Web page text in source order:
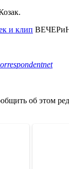
и клип
об этом